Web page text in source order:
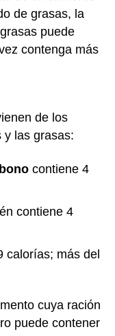
de grasas, la
puede
contenga más
de los
y las grasas:
contiene 4
contiene 4
calorías; más del
cuya ración
puede contener